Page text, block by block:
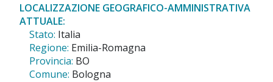
LOCALIZZAZIONE GEOGRAFICO-AMMINISTRATIVA
ATTUALE:
Stato: Italia
Regione: Emilia-Romagna
Provincia: BO
Comune: Bologna